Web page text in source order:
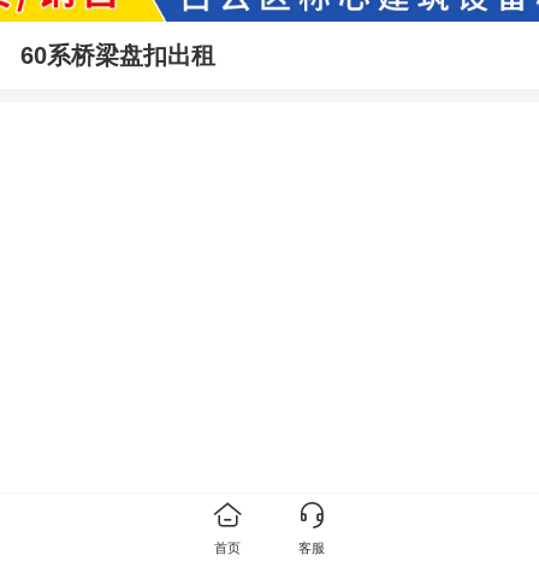
60系桥梁盘扣出租
首页 客服